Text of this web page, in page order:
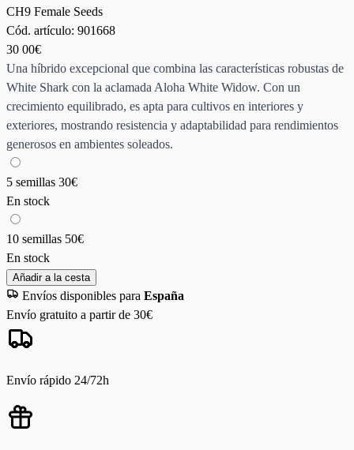
CH9 Female Seeds
Cód. artículo: 901668
30 00€
Una híbrido excepcional que combina las características robustas de
White Shark con la aclamada Aloha White Widow. Con un
crecimiento equilibrado, es apta para cultivos en interiores y
exteriores, mostrando resistencia y adaptabilidad para rendimientos
generosos en ambientes soleados.
5 semillas 30€
En stock
10 semillas 50€
En stock
Añadir a la cesta
Envíos disponibles para España
Envío gratuito a partir de 30€
Envío rápido 24/72h